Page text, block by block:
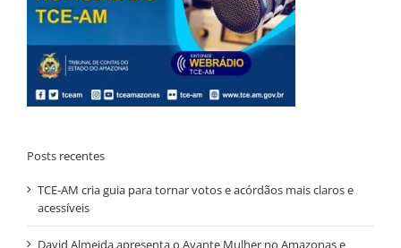
Posts recentes
TCE-AM cria guia para tornar votos e acórdãos mais claros e
acessíveis
David Almeida apresenta o Avante Mulher no Amazonas e